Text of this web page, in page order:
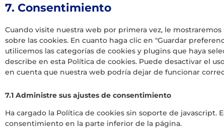
7. Consentimiento
Cuando visite nuestra web por primera vez, le
sobre las cookies. En cuanto haga clic en "Guardar
utilicemos las categorías de cookies y plugins que haya
describe en esta Política de cookies. Puede desactivar el
en cuenta que nuestra web podría dejar de funcionar
7.1 Administre sus ajustes de consentimiento
Ha cargado la Política de cookies sin soporte de javascript.
consentimiento en la parte inferior de la página.